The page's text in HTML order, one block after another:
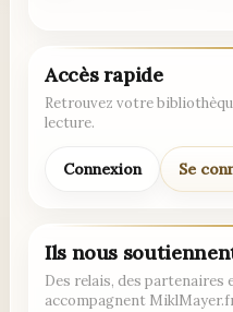
Accès rapide
Retrouvez votre
lecture.
Connexion Se
Ils nous
Des relais, des partenaires
accompagnent